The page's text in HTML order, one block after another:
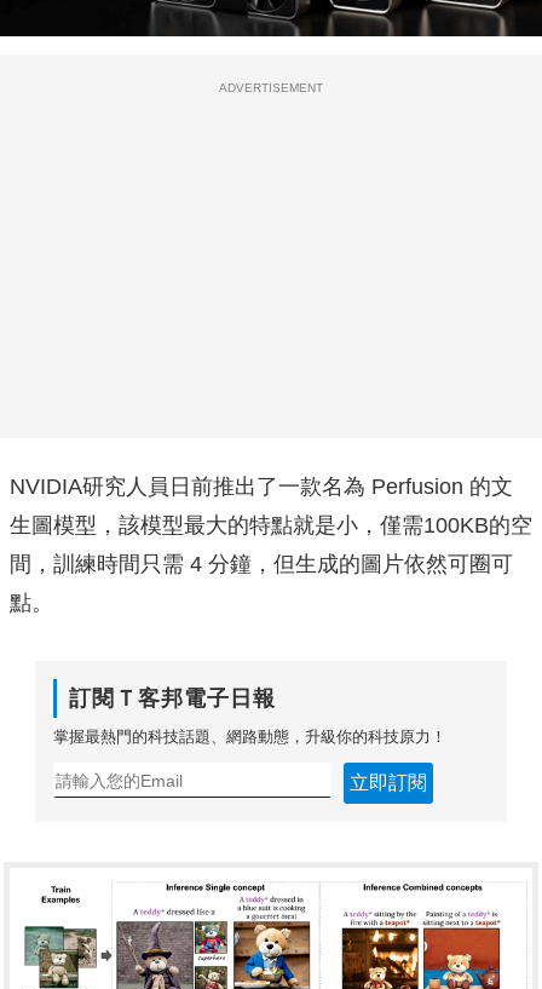
ADVERTISEMENT
NVIDIA研究人員日前推出了一款名為 Perfusion 的文
生圖模型，該模型最大的特點就是小，僅需100KB的空
間，訓練時間只需 4 分鐘，但生成的圖片依然可圈可
點。
訂閱Ｔ客邦電子日報
掌握最熱門的科技話題、網路動態，升級你的科技原力！
立即訂閱